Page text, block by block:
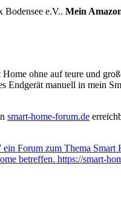
Bodensee e.V.. Mein
ohne auf teure und
manuell in mein
smart-home-forum.de
Forum zum Thema
betreffen. https://smart-